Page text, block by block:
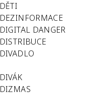
DĚTI
DEZINFORMACE
DIGITAL DANGER
DISTRIBUCE
DIVADLO
DIVÁK
DIZMAS